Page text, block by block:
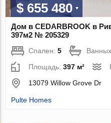
$ 655 480
Дом в CEDARBROOK в
397м2 № 205329
Спален:5
Площадь:397 м²
13079 Willow Grove Dr
Pulte Homes